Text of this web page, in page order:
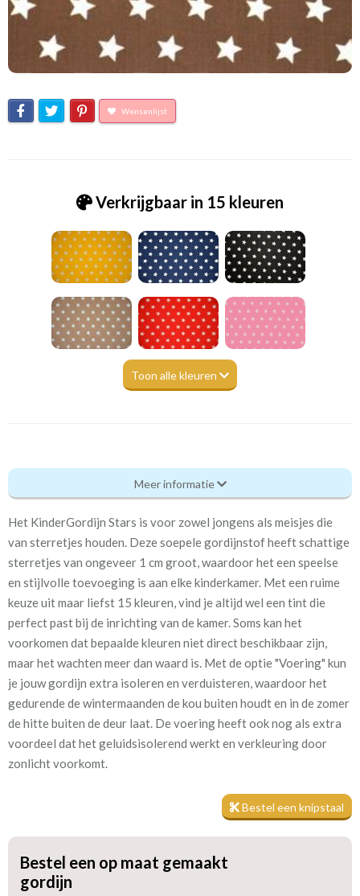
Wensenlijst
Verkrijgbaar in 15 kleuren
Toon alle kleuren
Be_[B15]1443 BB Ster L bruin
Eigenschappen gordijnstof
Artikelnummer
Be_[B15]1443 BB Ster L
bruin
Patroon: 6 cm
Stofbreedte: 140 cm
Meestal eerder, maar houd
rekening met
circa 1-2 weken
Materiaal: 100% katoen
Ben je nog niet helemaal zeker van je keuze? Geen probleem! Je
kunt eerst een knipstaal bestellen om de textuur en kleur van de
stof te beoordelen voordat je een op maat gemaakt gordijn
Meer informatie
Het KinderGordijn Stars is voor zowel jongens als meisjes die
van sterretjes houden. Deze soepele gordijnstof heeft schattige
sterretjes van ongeveer 1 cm groot, waardoor het een speelse
en stijlvolle toevoeging is aan elke kinderkamer. Met een ruime
keuze uit maar liefst 15 kleuren, vind je altijd wel een tint die
perfect past bij de inrichting van de kamer. Soms kan het
voorkomen dat bepaalde kleuren niet direct beschikbaar zijn,
maar het wachten meer dan waard is. Met de optie "Voering" kun
je jouw gordijn extra isoleren en verduisteren, waardoor het
gedurende de wintermaanden de kou buiten houdt en in de zomer
de hitte buiten de deur laat. De voering heeft ook nog als extra
voordeel dat het geluidsisolerend werkt en verkleuring door
zonlicht voorkomt.
Bestel een knipstaal
Bestel een op maat gemaakt
gordijn